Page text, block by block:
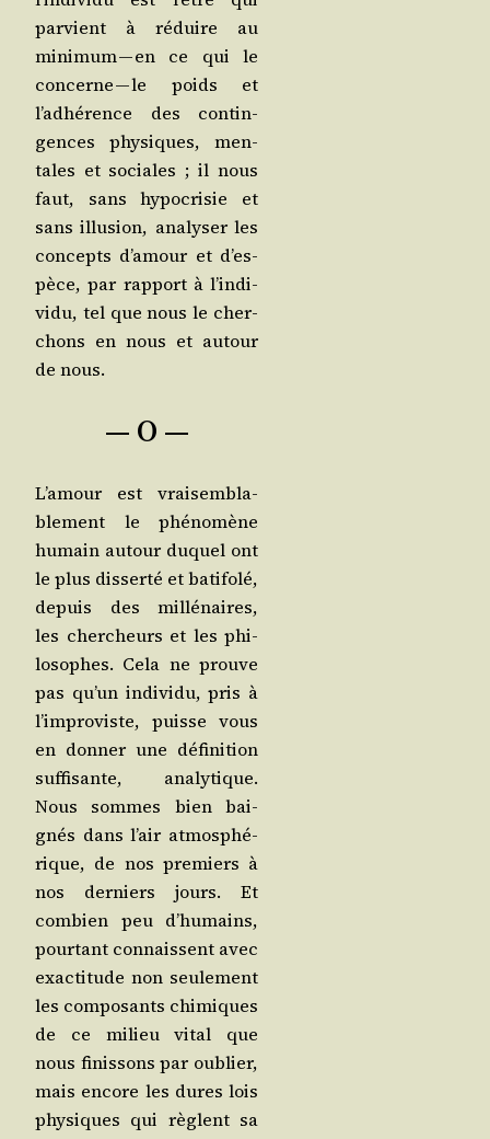
par­vient à réduire au
mini­mum — en ce qui le
concerne — le poids et
l’adhé­rence des contin­
gences phy­siques, men­
tales et sociales ; il nous
faut, sans hypo­cri­sie et
sans illu­sion, ana­ly­ser les
concepts d’a­mour et d’es­
pèce, par rap­port à l’in­di­
vi­du, tel que nous le cher­
chons en nous et autour
de nous.
— O —
L’a­mour est vrai­sem­bla­
ble­ment le phé­no­mène
humain autour duquel ont
le plus dis­ser­té et bati­fo­lé,
depuis des mil­lé­naires,
les cher­cheurs et les phi­
lo­sophes. Cela ne prouve
pas qu’un indi­vi­du, pris à
l’im­pro­viste, puisse vous
en don­ner une défi­ni­tion
suf­fi­sante, ana­ly­tique.
Nous sommes bien bai­
gnés dans l’air atmo­sphé­
rique, de nos pre­miers à
nos der­niers jours. Et
com­bien peu d’hu­mains,
pour­tant connaissent avec
exac­ti­tude non seule­ment
les com­po­sants chi­miques
de ce milieu vital que
nous finis­sons par oublier,
mais encore les dures lois
phy­siques qui règlent sa